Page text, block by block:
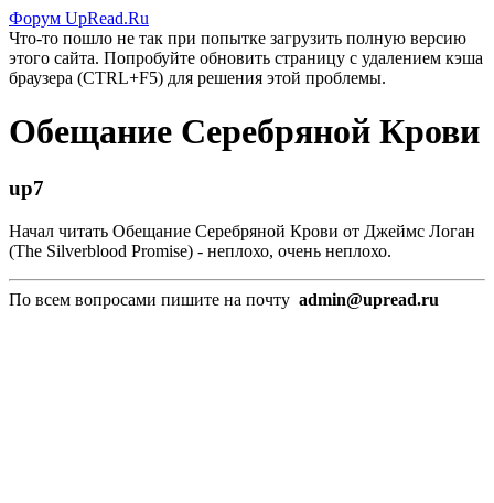
Форум UpRead.Ru
Что-то пошло не так при попытке загрузить полную версию
этого сайта. Попробуйте обновить страницу с удалением кэша
браузера (CTRL+F5) для решения этой проблемы.
Обещание Серебряной Крови
up7
Начал читать Обещание Серебряной Крови от Джеймс Логан
(The Silverblood Promise) - неплохо, очень неплохо.
По всем вопросами пишите на почту admin@upread.ru